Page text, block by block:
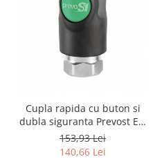
Cupla rapida cu buton si
dubla siguranta Prevost ESI
071101, cu buton și dublă
siguranță, filet interior 1/4"
și profil european 7,4 mm.
153,93 Lei
140,66 Lei